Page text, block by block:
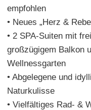
empfohlen
• Neues „Herz &
• 2 SPA-Suiten mit
großzügigem Balkon
Wellnessgarten
• Abgelegene und
Naturkulisse
• Vielfältiges Rad- &